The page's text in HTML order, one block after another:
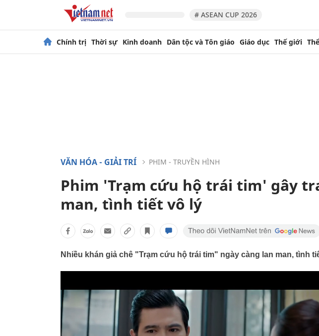
# ASEAN CUP 2026
Chính trị Thời sự Kinh doanh Dân tộc và Tôn giáo Giáo dục Thế giới
VĂN HÓA - GIẢI TRÍ PHIM - TRUYỀN HÌNH
Phim 'Trạm cứu hộ trái tim' gây
man, tình tiết vô lý
Nhiều khán giả chê "Trạm cứu hộ trái tim" ngày càng lan man, tình